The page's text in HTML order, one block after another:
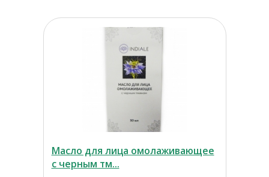
Масло для лица омолаживающее
с черным тм...